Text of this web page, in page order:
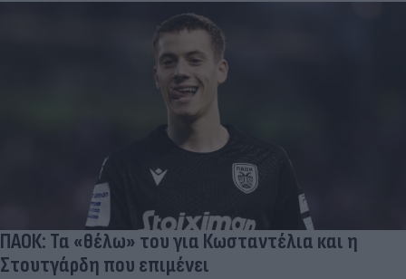
ΠΑΟΚ: Τα «θέλω» του για Κωσταντέλια και η
Στουτγάρδη που επιμένει